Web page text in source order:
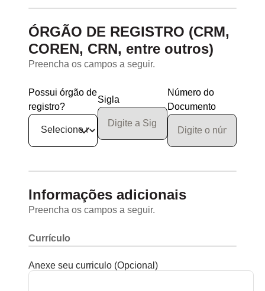
ÓRGÃO DE REGISTRO (CRM,
COREN, CRN, entre outros)
Preencha os campos a seguir.
Possui órgão de
registro?
Sigla
Número do
Documento
Informações adicionais
Preencha os campos a seguir.
Currículo
Anexe seu curriculo (Opcional)